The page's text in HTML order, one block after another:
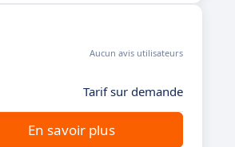
Aucun avis utilisateurs
Tarif sur demande
En savoir plus